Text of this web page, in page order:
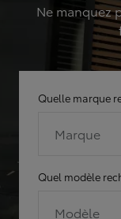
Ne manquez
Quelle marque
Marque
Quel modèle
Modèle